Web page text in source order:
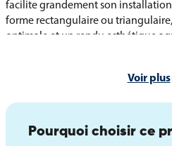
facilite grandement son
forme rectangulaire ou
optimale et un rendu esthétique
Voir plus
Pourquoi choisir ce